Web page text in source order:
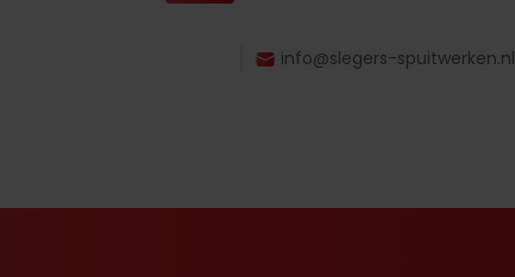
info@slegers-spuitwerken.nl